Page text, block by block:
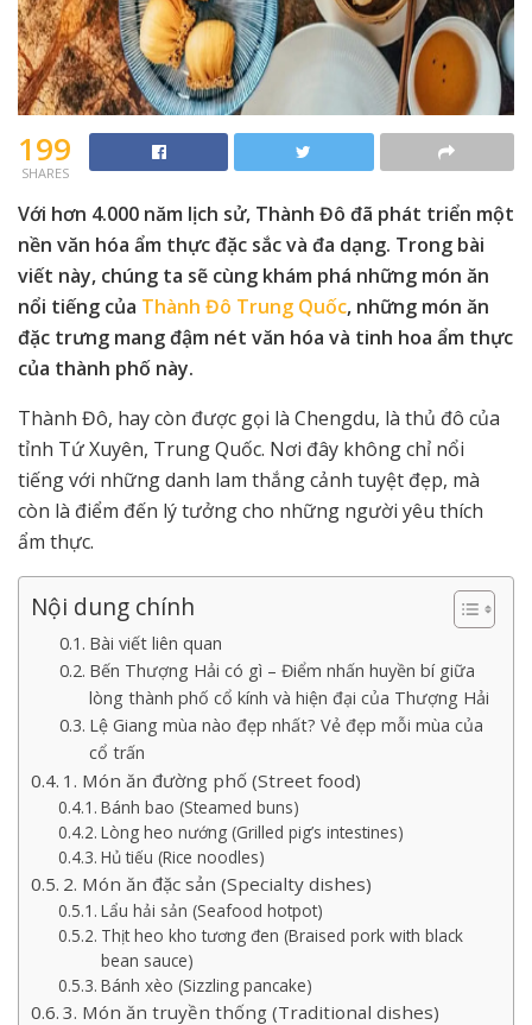
199
SHARES
Với hơn 4.000 năm lịch sử, Thành Đô đã phát triển một
nền văn hóa ẩm thực đặc sắc và đa dạng. Trong bài
viết này, chúng ta sẽ cùng khám phá những món ăn
nổi tiếng của Thành Đô Trung Quốc, những món ăn
đặc trưng mang đậm nét văn hóa và tinh hoa ẩm thực
của thành phố này.
Thành Đô, hay còn được gọi là Chengdu, là thủ đô của
tỉnh Tứ Xuyên, Trung Quốc. Nơi đây không chỉ nổi
tiếng với những danh lam thắng cảnh tuyệt đẹp, mà
còn là điểm đến lý tưởng cho những người yêu thích
ẩm thực.
Nội dung chính
Bài viết liên quan
Bến Thượng Hải có gì – Điểm nhấn huyền bí giữa
lòng thành phố cổ kính và hiện đại của Thượng Hải
Lệ Giang mùa nào đẹp nhất? Vẻ đẹp mỗi mùa của
cổ trấn
1. Món ăn đường phố (Street food)
Bánh bao (Steamed buns)
Lòng heo nướng (Grilled pig’s intestines)
Hủ tiếu (Rice noodles)
2. Món ăn đặc sản (Specialty dishes)
Lẩu hải sản (Seafood hotpot)
Thịt heo kho tương đen (Braised pork with black
bean sauce)
Bánh xèo (Sizzling pancake)
3. Món ăn truyền thống (Traditional dishes)